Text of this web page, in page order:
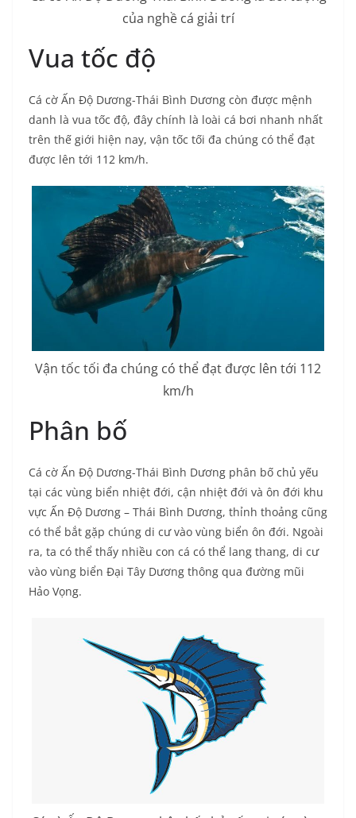
của nghề cá giải trí
Vua tốc độ
Cá cờ Ấn Độ Dương-Thái Bình Dương còn được mệnh
danh là vua tốc độ, đây chính là loài cá bơi nhanh nhất
trên thế giới hiện nay, vận tốc tối đa chúng có thể đạt
được lên tới 112 km/h.
Vận tốc tối đa chúng có thể đạt được lên tới 112
km/h
Phân bố
Cá cờ Ấn Độ Dương-Thái Bình Dương phân bố chủ yếu
tại các vùng biển nhiệt đới, cận nhiệt đới và ôn đới khu
vực Ấn Độ Dương – Thái Bình Dương, thỉnh thoảng cũng
có thể bắt gặp chúng di cư vào vùng biển ôn đới. Ngoài
ra, ta có thể thấy nhiều con cá có thể lang thang, di cư
vào vùng biển Đại Tây Dương thông qua đường mũi
Hảo Vọng.